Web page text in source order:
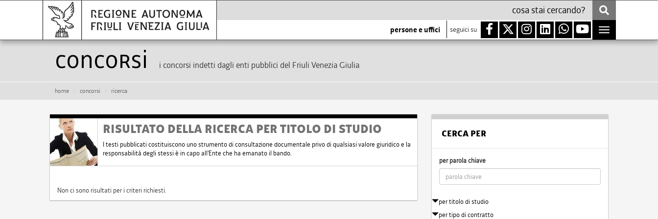
persone e uffici seguici su
Toggle
navigation
Concorsi i concorsi indetti dagli enti pubblici del Friuli Venezia Giulia
home concorsi ricerca
RISULTATO DELLA RICERCA PER TITOLO DI STUDIO
I testi pubblicati costituiscono uno strumento di consultazione documentale privo di qualsiasi valore giuridico e la
responsabilità degli stessi è in capo all'Ente che ha emanato il bando.
Non ci sono risultati per i criteri richiesti.
CERCA PER
per parola chiave
per titolo di studio
per tipo di contratto